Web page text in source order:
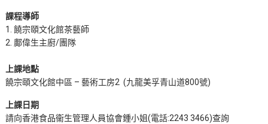
課程導師
1. 饒宗頤文化館茶藝師
2. 鄺偉生主廚/團隊
上課地點
饒宗頤文化館中區 – 藝術工房2 (九龍美孚青山道800號)
上課日期
請向香港食品衞生管理人員協會鍾小姐(電話:2243 3466)查詢